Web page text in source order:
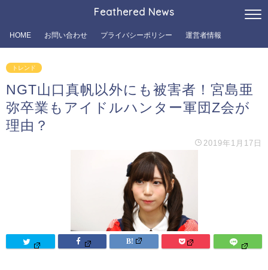
Feathered News
HOME お問い合わせ プライバシーポリシー 運営者情報
トレンド
NGT山口真帆以外にも被害者！宮島亜
弥卒業もアイドルハンター軍団Z会が
理由？
2019年1月17日